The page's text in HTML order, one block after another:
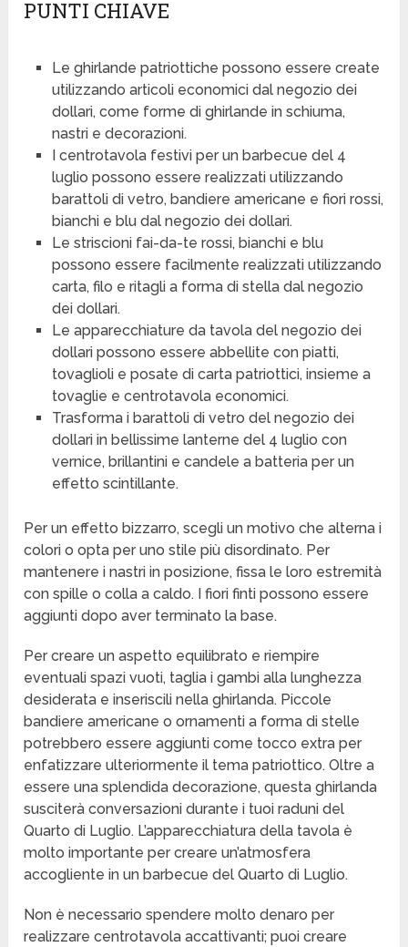
PUNTI CHIAVE
Le ghirlande patriottiche possono essere create
utilizzando articoli economici dal negozio dei
dollari, come forme di ghirlande in schiuma,
nastri e decorazioni.
I centrotavola festivi per un barbecue del 4
luglio possono essere realizzati utilizzando
barattoli di vetro, bandiere americane e fiori rossi,
bianchi e blu dal negozio dei dollari.
Le striscioni fai-da-te rossi, bianchi e blu
possono essere facilmente realizzati utilizzando
carta, filo e ritagli a forma di stella dal negozio
dei dollari.
Le apparecchiature da tavola del negozio dei
dollari possono essere abbellite con piatti,
tovaglioli e posate di carta patriottici, insieme a
tovaglie e centrotavola economici.
Trasforma i barattoli di vetro del negozio dei
dollari in bellissime lanterne del 4 luglio con
vernice, brillantini e candele a batteria per un
effetto scintillante.
Per un effetto bizzarro, scegli un motivo che alterna i
colori o opta per uno stile più disordinato. Per
mantenere i nastri in posizione, fissa le loro estremità
con spille o colla a caldo. I fiori finti possono essere
aggiunti dopo aver terminato la base.
Per creare un aspetto equilibrato e riempire
eventuali spazi vuoti, taglia i gambi alla lunghezza
desiderata e inseriscili nella ghirlanda. Piccole
bandiere americane o ornamenti a forma di stelle
potrebbero essere aggiunti come tocco extra per
enfatizzare ulteriormente il tema patriottico. Oltre a
essere una splendida decorazione, questa ghirlanda
susciterà conversazioni durante i tuoi raduni del
Quarto di Luglio. L’apparecchiatura della tavola è
molto importante per creare un’atmosfera
accogliente in un barbecue del Quarto di Luglio.
Non è necessario spendere molto denaro per
realizzare centrotavola accattivanti; puoi creare